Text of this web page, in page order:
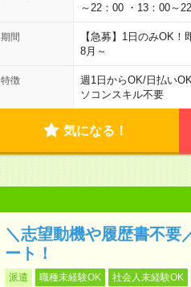
～22：00 ・13：00～
期間
【急募】1日のみOK
8月～
特徴 週1日からOK/日払いOK
ソコンスキル不要
気になる！
＼志望動機や履歴書不要
ート！
派遣 職種未経験OK 社会人未経験OK